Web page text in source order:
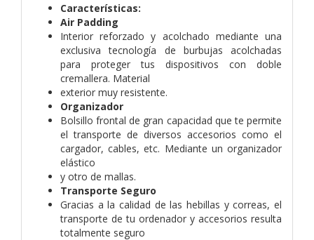
Características:
Air Padding
Interior reforzado y acolchado mediante una
exclusiva tecnología de burbujas acolchadas
para proteger tus dispositivos con doble
cremallera. Material
exterior muy resistente.
Organizador
Bolsillo frontal de gran capacidad que te permite
el transporte de diversos accesorios como el
cargador, cables, etc. Mediante un organizador
elástico
y otro de mallas.
Transporte Seguro
Gracias a la calidad de las hebillas y correas, el
transporte de tu ordenador y accesorios resulta
totalmente seguro